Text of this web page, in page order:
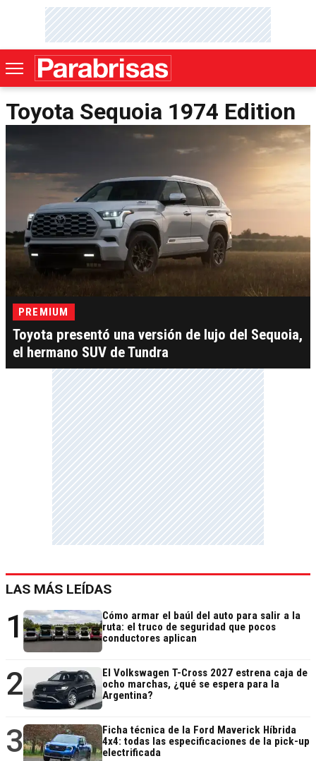
Toyota Sequoia 1974 Edition
PREMIUM
Toyota presentó una versión de lujo del Sequoia,
el hermano SUV de Tundra
LAS MÁS LEÍDAS
1
Cómo armar el baúl del auto para salir a la
ruta: el truco de seguridad que pocos
conductores aplican
2
El Volkswagen T-Cross 2027 estrena caja de
ocho marchas, ¿qué se espera para la
Argentina?
3
Ficha técnica de la Ford Maverick Híbrida
4x4: todas las especificaciones de la pick-up
electrificada